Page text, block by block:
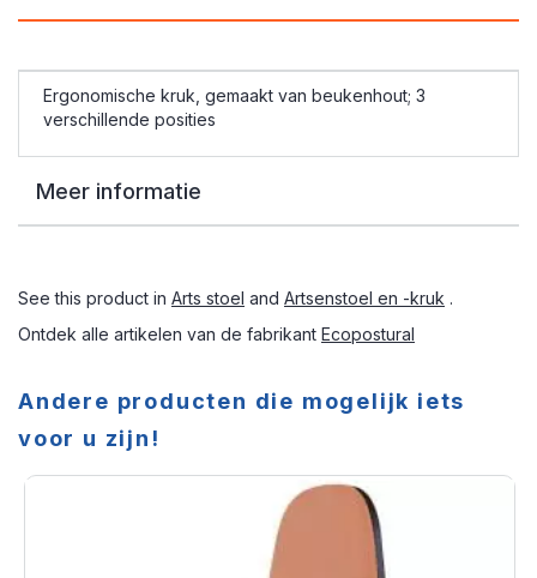
Ergonomische kruk, gemaakt van beukenhout; 3
verschillende posities
Meer informatie
See this product in Arts stoel and Artsenstoel en -kruk .
Ontdek alle artikelen van de fabrikant Ecopostural
Andere producten die mogelijk iets
voor u zijn!